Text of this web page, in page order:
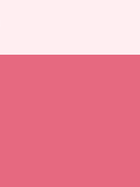
volvía a Dios, Se levantó de la
pies a los discípulos y a